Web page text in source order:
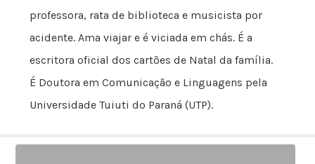
professora, rata de biblioteca e musicista por
acidente. Ama viajar e é viciada em chás. É a
escritora oficial dos cartões de Natal da família.
É Doutora em Comunicação e Linguagens pela
Universidade Tuiuti do Paraná (UTP).